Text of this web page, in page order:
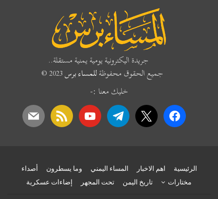
جريدة اليكترونية يومية يمنية مستقلة..
جميع الحقوق محفوظةللمساء برس
خليك معنا :-
facebook
x
telegram
youtube
rss
mail
الرئيسية اهم الاخبار المساء اليمني وما يسطرون
أصداء
مختارات
تاريخ اليمن تحت المجهر إضاءات عسكرية